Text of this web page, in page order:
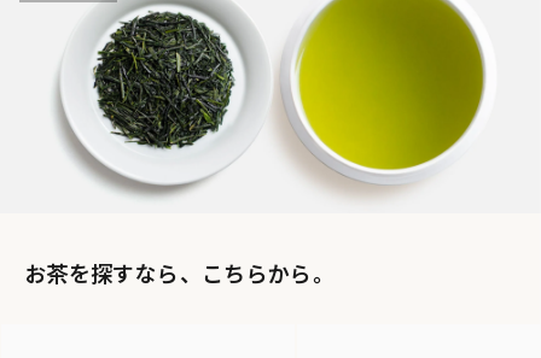
お茶を探すなら、こちらから。